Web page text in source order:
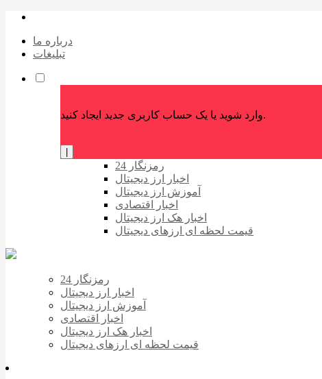
درباره ما
تبلیغات
وارد شوید یا یک حساب کاربری جدید ایجاد کنید.
رمزنگار 24
اخبار ارز دیجیتال
آموزش ارز دیجیتال
اخبار اقتصادی
اخبار هک ارز دیجیتال
قیمت لحظه ای ارزهای دیجیتال
رمزنگار 24
اخبار ارز دیجیتال
آموزش ارز دیجیتال
اخبار اقتصادی
اخبار هک ارز دیجیتال
قیمت لحظه ای ارزهای دیجیتال